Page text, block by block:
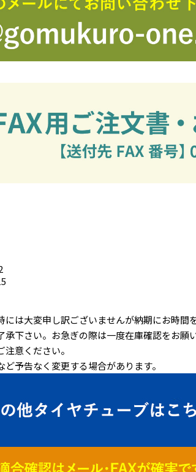
は大変申し訳ございませんが納期にお時間
下さい。お急ぎの際は一度在庫確認をお願
意ください。
予告なく変更する場合があります。